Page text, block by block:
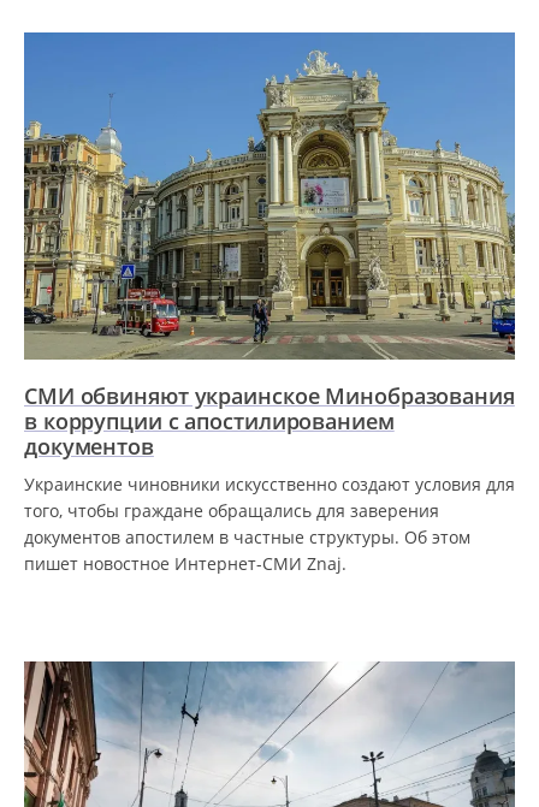
СМИ обвиняют украинское Минобразования
в коррупции с апостилированием
документов
Украинские чиновники искусственно создают условия для
того, чтобы граждане обращались для заверения
документов апостилем в частные структуры. Об этом
пишет новостное Интернет-СМИ Znaj.